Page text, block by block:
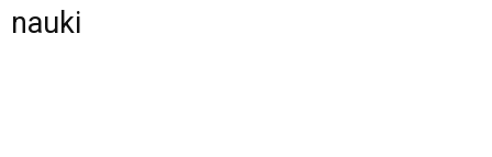
nauki